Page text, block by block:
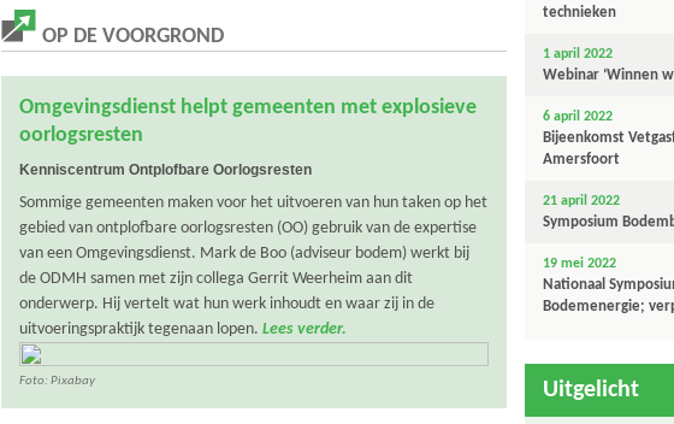
OP DE VOORGROND
Omgevingsdienst helpt gemeenten met explosieve
oorlogsresten
Kenniscentrum Ontplofbare Oorlogsresten
Sommige gemeenten maken voor het uitvoeren van hun taken op het
gebied van ontplofbare oorlogsresten (OO) gebruik van de expertise
van een Omgevingsdienst. Mark de Boo (adviseur bodem) werkt bij
de ODMH samen met zijn collega Gerrit Weerheim aan dit
onderwerp. Hij vertelt wat hun werk inhoudt en waar zij in de
uitvoeringspraktijk tegenaan lopen. Lees verder.
Foto: Pixabay
technieken
1 april 2022
Webinar ‘Winnen
6 april 2022
Bijeenkomst
Amersfoort
21 april 2022
Symposium
19 mei 2022
Nationaal
Bodemenergie;
Uitgelicht